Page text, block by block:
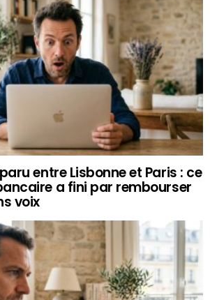
entre Lisbonne et Paris : ce
a fini par rembourser
voix